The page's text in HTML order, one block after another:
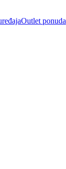
Outlet ponuda